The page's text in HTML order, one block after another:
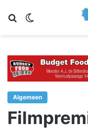
Zoeken
Algemeen